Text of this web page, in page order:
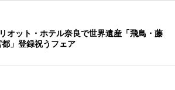
オット・ホテル奈良で世界遺産「飛鳥・藤
都」登録祝うフェア